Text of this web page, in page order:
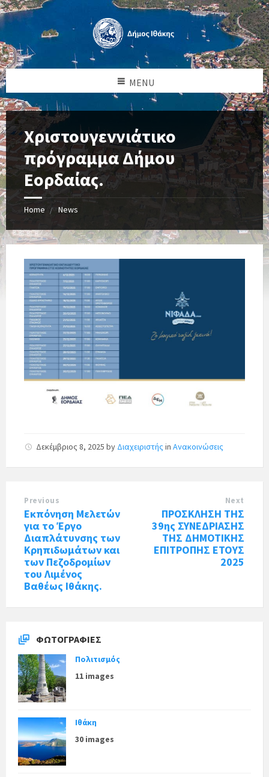
MENU
Χριστουγεννιάτικο
πρόγραμμα Δήμου
Εορδαίας.
Home News
Δεκέμβριος 8, 2025 by Διαχειριστής in Ανακοινώσεις
Previous
Εκπόνηση Μελετών
για το Έργο
Διαπλάτυνσης των
Κρηπιδωμάτων και
των Πεζοδρομίων
του Λιμένος
Βαθέως Ιθάκης.
Next
ΠΡΟΣΚΛΗΣΗ ΤΗΣ
39ης ΣΥΝΕΔΡΙΑΣΗΣ
ΤΗΣ ΔΗΜΟΤΙΚΗΣ
ΕΠΙΤΡΟΠΗΣ ΕΤΟΥΣ
2025
ΦΩΤΟΓΡΑΦΊΕΣ
Πολιτισμός
11 images
Ιθάκη
30 images